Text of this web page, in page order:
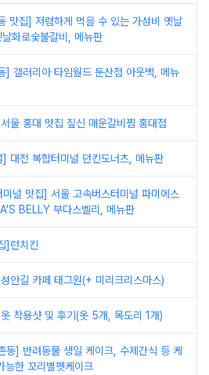
맛집] 저렴하게 먹을 수 있는 가성비 옛날
화로숯불갈비, 메뉴판
] 갤러리아 타임월드 둔산점 아웃백, 메뉴
울 홍대 맛집 짚신 매운갈비찜 홍대점
] 대전 복합터미널 던킨도너츠, 메뉴판
널 맛집] 서울 고속버스터미널 파미에스
BELLY 부다스벨리, 메뉴판
]런치킨
안길 카페 태그원(+ 미리크리스마스)
착용샷 및 후기(옷 5개, 목도리 1개)
동] 반려동물 생일 케이크, 수제간식 등 케
능한 꼬리별펫케이크